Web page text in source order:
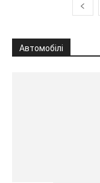
Автомобілі